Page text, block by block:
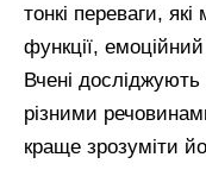
тонкі переваги,
функції,
Вчені досліджують
різними
краще зрозуміти